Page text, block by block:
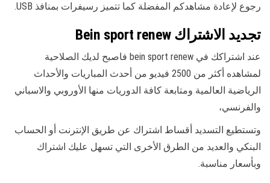
رجوع لإعادة مشاهدكم المفضلة كما تتميز رسيفرات بمنافذ USB.
تجديد الاشتراك Bein sport renew
عند اشتراكك في bein sport renew فاصبح لديك الصلاحية
لمشاهده أكثر من 2500 فيديو من أحدث المباريات والأحداث
الرياضية العالمية ومتابعة كافة الدوريات منها الأوروبي والاسباني
والفرنسي،
وتستطيع التسديد أقساط اشتراك عن طريق الإنترنت أو الحساب
البنكي والعديد من الطرق الأخرى التي تسهل عليك اشتراك
وبأسعار مناسبة.